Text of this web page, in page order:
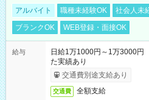
アルバイト 職種未経験OK 社会人未
ブランクOK
WEB登録・面接OK
給与
日給1万1000円～1万3000
た実績あり
交通費別途支給あり
交通費 全額支給